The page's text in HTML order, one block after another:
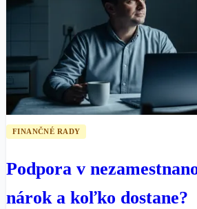
FINANČNÉ RADY
Podpora v
nárok a koľko dostane?